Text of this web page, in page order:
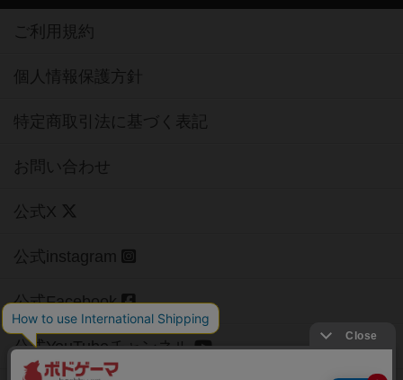
ご利用規約
個人情報保護方針
特定商取引法に基づく表記
お問い合わせ
公式X
公式instagram
公式Facebook
公式YouTubeチャンネル